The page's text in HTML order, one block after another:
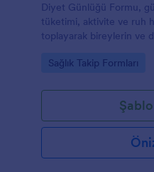
Diyet Günlüğü Formu,
tüketimi, aktivite ve ruh
toplayarak bireylerin ve
Go to Category:
Sağlık Takip Formları